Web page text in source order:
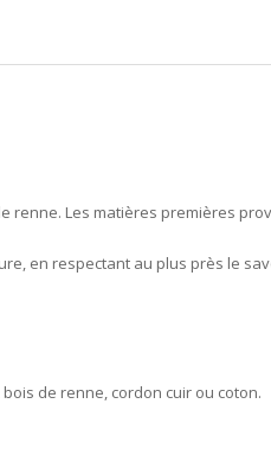
renne. Les matières premières
en respectant au plus près le
de renne, cordon cuir ou coton.